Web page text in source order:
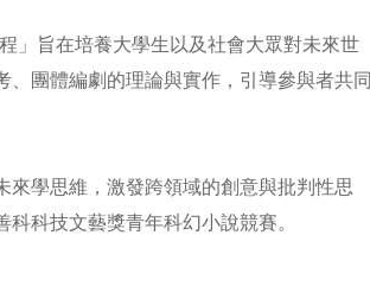
」旨在培養大學生以及社會大眾對未來世
團體編劇的理論與實作，引導參與者共同
學思維，激發跨領域的創意與批判性思
科技文藝獎青年科幻小說競賽。